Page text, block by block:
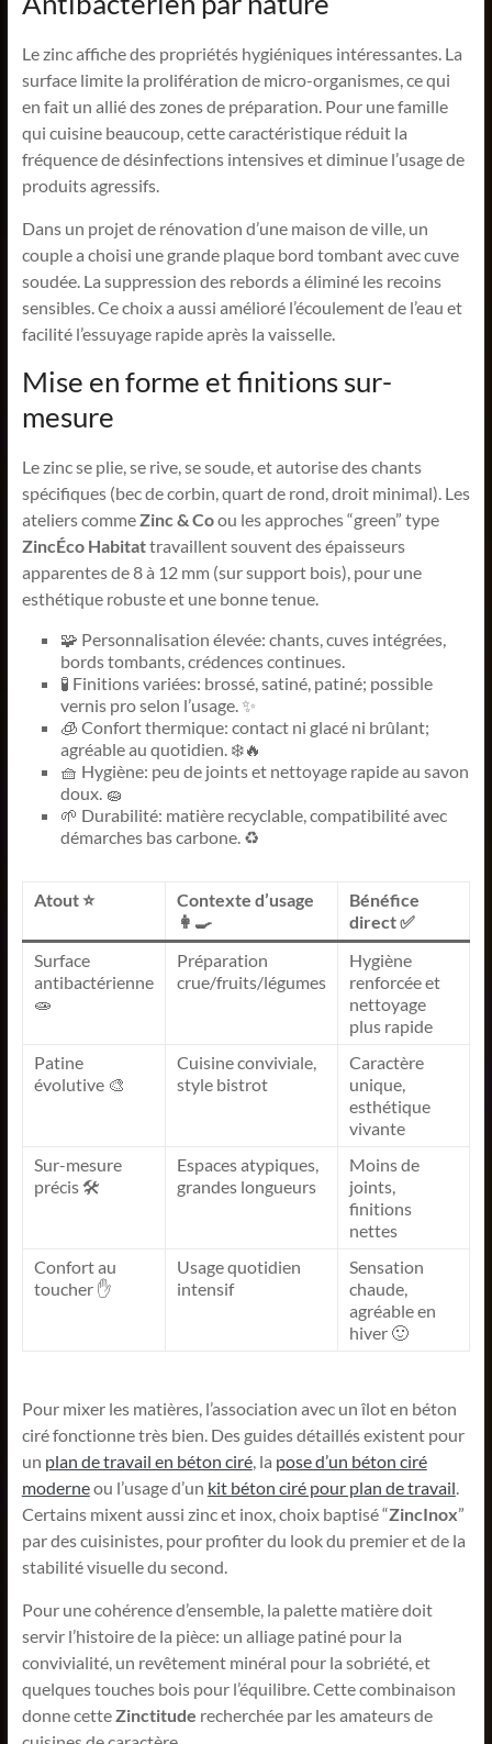
Le zinc affiche des propriétés hygiéniques intéressantes. La
surface limite la prolifération de micro-organismes, ce qui
en fait un allié des zones de préparation. Pour une famille
qui cuisine beaucoup, cette caractéristique réduit la
fréquence de désinfections intensives et diminue l’usage de
produits agressifs.
Dans un projet de rénovation d’une maison de ville, un
couple a choisi une grande plaque bord tombant avec cuve
soudée. La suppression des rebords a éliminé les recoins
sensibles. Ce choix a aussi amélioré l’écoulement de l’eau et
facilité l’essuyage rapide après la vaisselle.
Mise en forme et finitions sur-
mesure
Le zinc se plie, se rive, se soude, et autorise des chants
spécifiques (bec de corbin, quart de rond, droit minimal). Les
ateliers commeZinc & Coou les approches “green” type
ZincÉco Habitattravaillent souvent des épaisseurs
apparentes de 8 à 12 mm (sur support bois), pour une
esthétique robuste et une bonne tenue.
🧩 Personnalisation élevée: chants, cuves intégrées,
bords tombants, crédences continues.
🧪 Finitions variées: brossé, satiné, patiné; possible
vernis pro selon l’usage. ✨
🧊 Confort thermique: contact ni glacé ni brûlant;
agréable au quotidien. ❄️🔥
🧺 Hygiène: peu de joints et nettoyage rapide au savon
doux. 🧽
🌱 Durabilité: matière recyclable, compatibilité avec
démarches bas carbone. ♻️
Atout ⭐
Contexte d’usage
👩‍🍳
Bénéfice
direct ✅
Surface
antibactérienne
🧫
Préparation
crue/fruits/légumes
Hygiène
renforcée et
nettoyage
plus rapide
Patine
évolutive 🎨
Cuisine conviviale,
style bistrot
Caractère
unique,
esthétique
vivante
Sur-mesure
précis 🛠️
Espaces atypiques,
grandes longueurs
Moins de
joints,
finitions
nettes
Confort au
toucher ✋
Usage quotidien
intensif
Sensation
chaude,
agréable en
hiver 🙂
Pour mixer les matières, l’association avec un îlot en béton
ciré fonctionne très bien. Des guides détaillés existent pour
un plan de travail en béton ciré, la pose d’un béton ciré
moderneou l’usage d’un kit béton ciré pour plan de travail.
Certains mixent aussi zinc et inox, choix baptisé “ZincInox”
par des cuisinistes, pour profiter du look du premier et de la
stabilité visuelle du second.
Pour une cohérence d’ensemble, la palette matière doit
servir l’histoire de la pièce: un alliage patiné pour la
convivialité, un revêtement minéral pour la sobriété, et
quelques touches bois pour l’équilibre. Cette combinaison
donne cetteZinctitude recherchée par les amateurs de